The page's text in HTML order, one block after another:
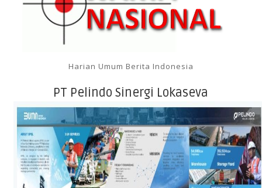
Harian Umum Berita Indonesia
PT Pelindo Sinergi Lokaseva